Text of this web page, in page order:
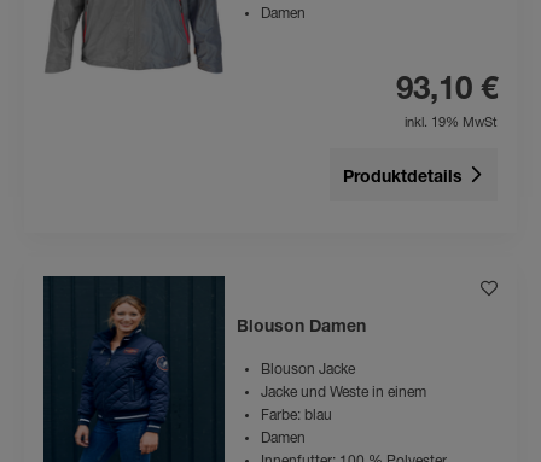
Damen
93,10 €
inkl. 19% MwSt
Produktdetails
Blouson Damen
Blouson Jacke
Jacke und Weste in einem
Farbe: blau
Damen